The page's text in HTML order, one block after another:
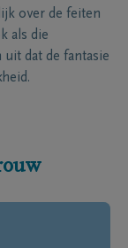
over de feiten
als die
uit dat de fantasie